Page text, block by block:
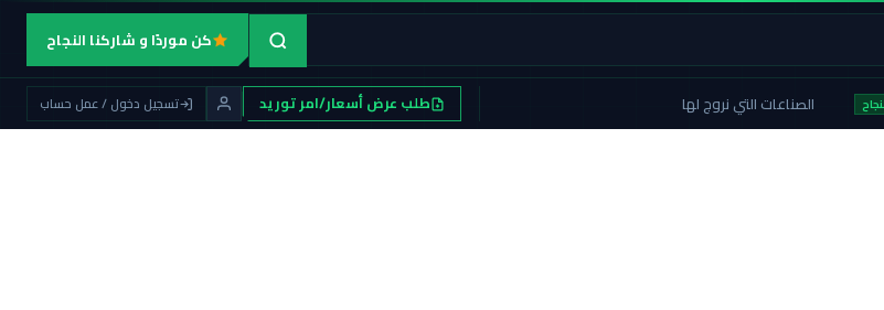
كن موردًا و شاركنا النجاح
الصناعات التي نروج لها طلب عرض أسعار/امر توريد تسجيل دخول / عمل حساب